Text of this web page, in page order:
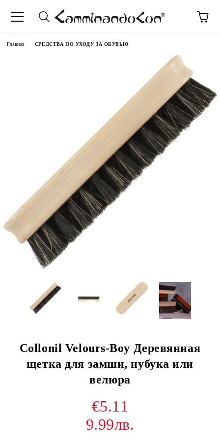
Главная СРЕДСТВА ПО УХОДУ ЗА ОБУВЬЮ
Collonil Velours-Boy Деревянная
щетка для замши, нубука или
велюра
€5.11
9.99лв.